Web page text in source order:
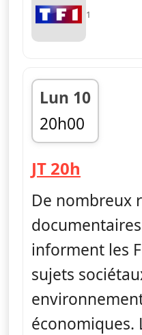
1
Lun 10
20h00
fin 20h45
JT 20h
De nombreux
informent les
sujets
économiques.